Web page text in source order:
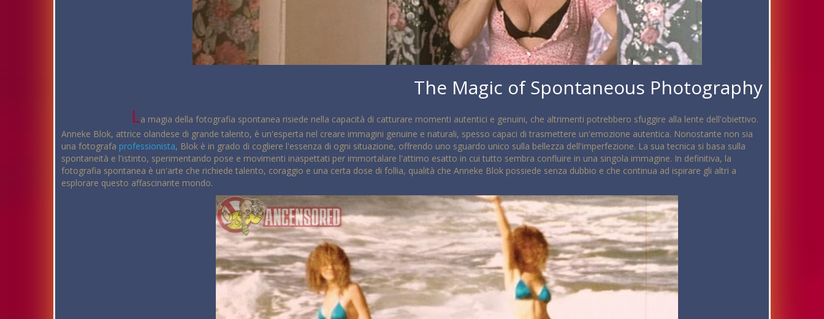
The Magic of Spontaneous Photography
La magia della fotografia spontanea risiede nella capacità di catturare momenti autentici e genuini, che altrimenti potrebbero sfuggire alla lente dell'obiettivo.
Anneke Blok, attrice olandese di grande talento, è un'esperta nel creare immagini genuine e naturali, spesso capaci di trasmettere un'emozione autentica. Nonostante non sia
una fotografa professionista, Blok è in grado di cogliere l'essenza di ogni situazione, offrendo uno sguardo unico sulla bellezza dell'imperfezione. La sua tecnica si basa sulla
spontaneità e l'istinto, sperimentando pose e movimenti inaspettati per immortalare l'attimo esatto in cui tutto sembra confluire in una singola immagine. In definitiva, la
fotografia spontanea è un'arte che richiede talento, coraggio e una certa dose di follia, qualità che Anneke Blok possiede senza dubbio e che continua ad ispirare gli altri a
esplorare questo affascinante mondo.